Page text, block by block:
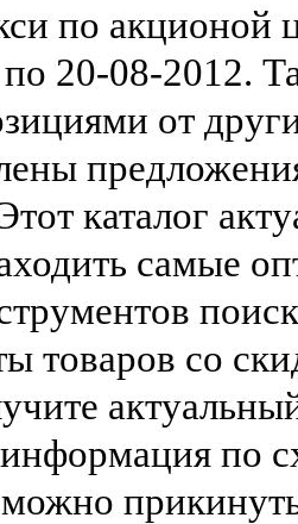
по акционой
20-08-2012.
от
каталог
самые
товаров со
по